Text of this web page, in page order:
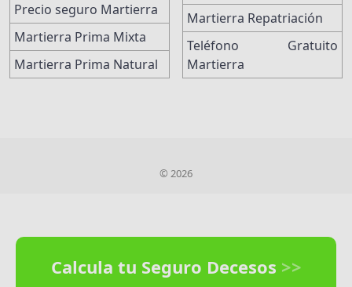
Precio seguro Martierra
Martierra Prima Mixta
Martierra Prima Natural
Martierra Repatriación
Teléfono Gratuito
Martierra
© 2026
Calcula tu Seguro Decesos >>